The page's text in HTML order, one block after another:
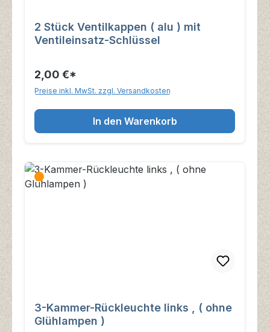
2 Stück Ventilkappen ( alu ) mit
Ventileinsatz-Schlüssel
2,00 €*
Preise inkl. MwSt. zzgl. Versandkosten
In den Warenkorb
3-Kammer-Rückleuchte links , ( ohne
Glühlampen )